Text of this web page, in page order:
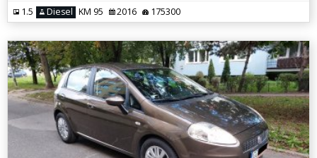
1.5 Diesel KM 95 2016 175300